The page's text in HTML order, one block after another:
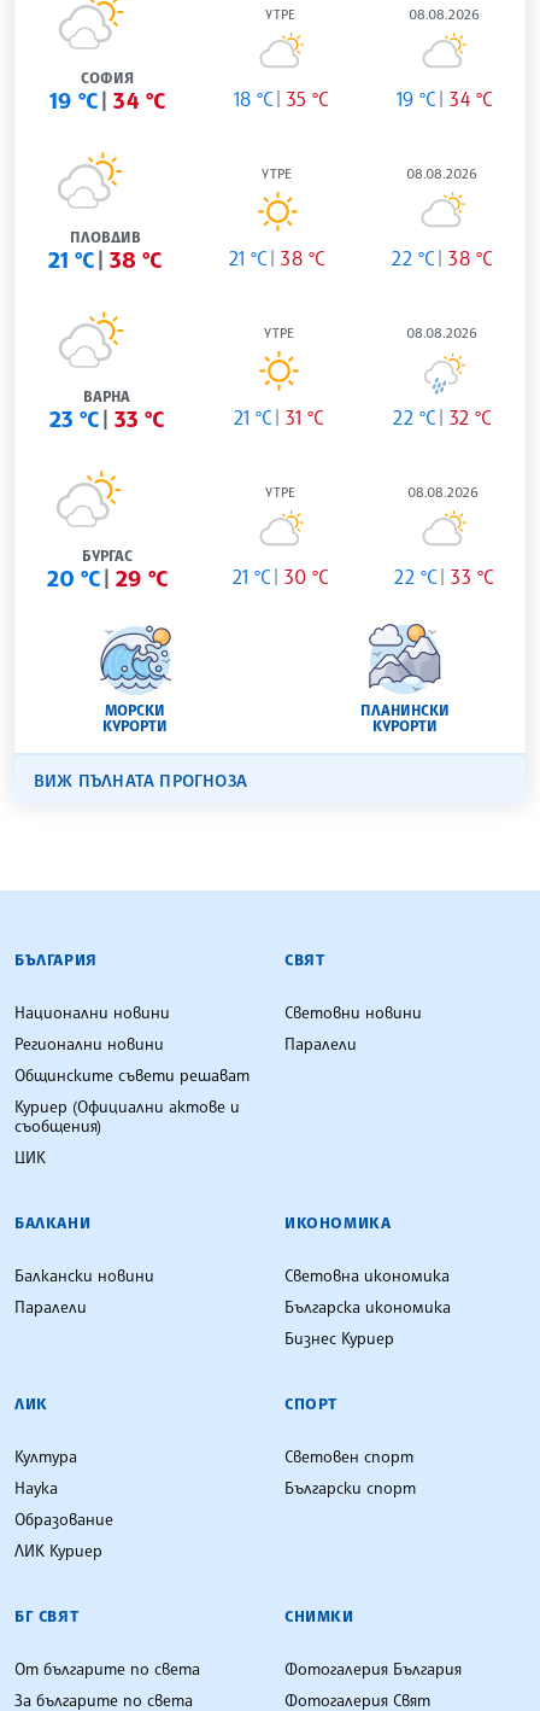
СОФИЯ
19 °C 34 °C
УТРЕ
18 °C 35 °C
08.08.2026
19 °C 34 °C
ПЛОВДИВ
21 °C 38 °C
УТРЕ
21 °C 38 °C
08.08.2026
22 °C 38 °C
ВАРНА
23 °C 33 °C
УТРЕ
21 °C 31 °C
08.08.2026
22 °C 32 °C
БУРГАС
20 °C 29 °C
УТРЕ
21 °C 30 °C
08.08.2026
22 °C 33 °C
МОРСКИ
КУРОРТИ
ПЛАНИНСКИ
КУРОРТИ
ВИЖ ПЪЛНАТА ПРОГНОЗА
БЪЛГАРСКА ТЕЛЕГРАФНА АГЕНЦИЯ
БЪЛГАРИЯ
Национални новини
Регионални новини
Общинските съвети решават
Куриер (Официални актове и
съобщения)
ЦИК
СВЯТ
Световни новини
Паралели
БАЛКАНИ
Балкански новини
Паралели
ИКОНОМИКА
Световна икономика
Българска икономика
Бизнес Куриер
ЛИК
Култура
Наука
Образование
ЛИК Куриер
СПОРТ
Световен спорт
Български спорт
БГ СВЯТ
От българите по света
За българите по света
СНИМКИ
Фотогалерия България
Фотогалерия Свят